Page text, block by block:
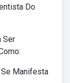
Do
Ser
Manifesta